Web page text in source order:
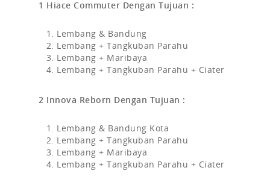
1 Hiace Commuter Dengan Tujuan :
Lembang & Bandung
Lembang + Tangkuban Parahu
Lembang + Maribaya
Lembang + Tangkuban Parahu + Ciater
2 Innova Reborn Dengan Tujuan :
Lembang & Bandung Kota
Lembang + Tangkuban Parahu
Lembang + Maribaya
Lembang + Tangkuban Parahu + Ciater